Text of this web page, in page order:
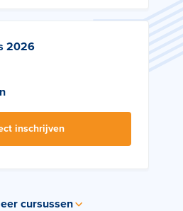
2026
inschrijven
cursussen